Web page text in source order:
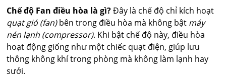
Chế độ Fan điều hòa là gì?Đây là chế độ chỉ kích hoạt
quạt gió (fan)bên trong điều hòa mà không bật máy
nén lạnh (compressor). Khi bật chế độ này, điều hòa
hoạt động giống như một chiếc quạt điện, giúp lưu
thông không khí trong phòng mà không làm lạnh hay
sưởi.